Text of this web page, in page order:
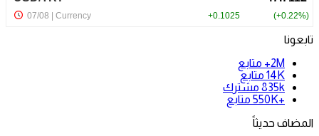
تابعونا
2M+
متابع
14K متابع
835k مشترك
+550K
متابع
المضاف حديثاً